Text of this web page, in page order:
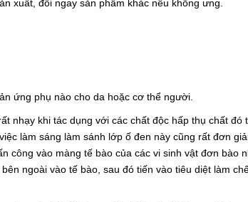
xuất, đổi ngay sản phẩm khác nếu không ưng.
ứng phụ nào cho da hoặc cơ thể người.
nhạy khi tác dụng với các chất độc hấp thụ chất đó
làm sáng làm sánh lớp ố đen này cũng rất đơn
công vào màng tế bào của các vi sinh vật đơn bào
ngoài vào tế bào, sau đó tiến vào tiêu diệt làm